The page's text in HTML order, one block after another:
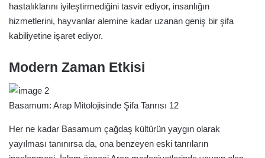
hastalıklarını iyileştirmediğini tasvir ediyor, insanlığın
hizmetlerini, hayvanlar alemine kadar uzanan geniş bir şifa
kabiliyetine işaret ediyor.
Modern Zaman Etkisi
Basamum: Arap Mitolojisinde Şifa Tanrısı 12
Her ne kadar Basamum çağdaş kültürün yaygın olarak
yayılması tanınırsa da, ona benzeyen eski tanrıların